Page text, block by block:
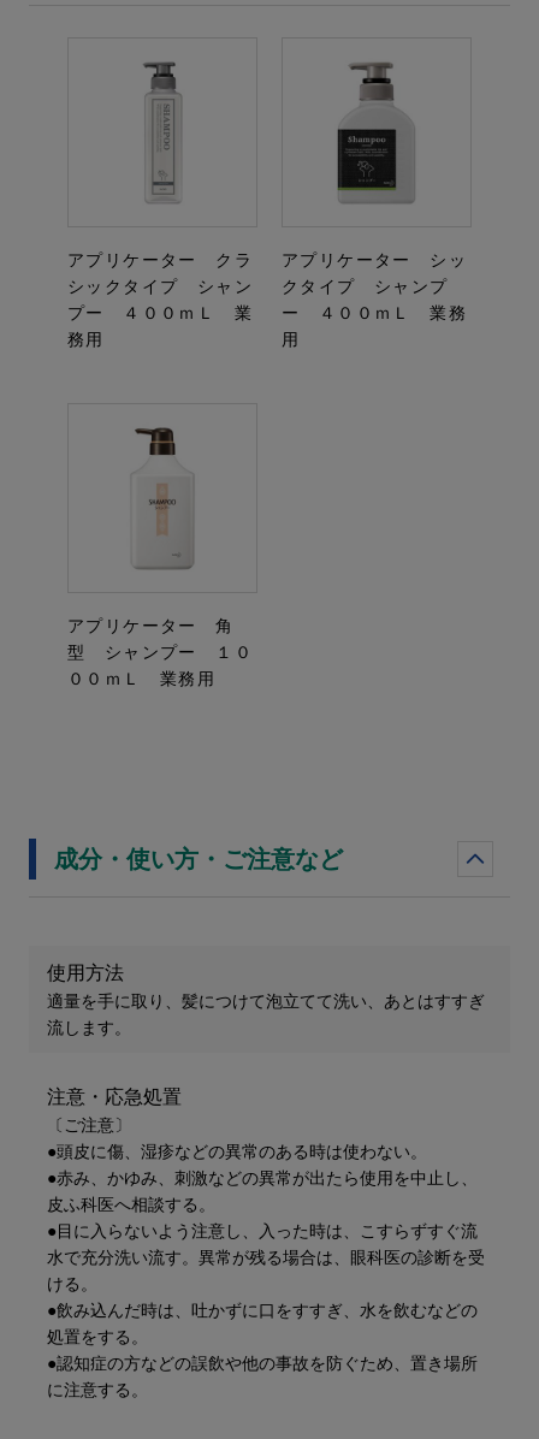
アプリケーター クラ
シックタイプ シャン
プー ４００ｍＬ 業
務用
アプリケーター シッ
クタイプ シャンプ
ー ４００ｍＬ 業務
用
アプリケーター 角
型 シャンプー １０
００ｍＬ 業務用
成分・使い方・ご注意など
使用方法
適量を手に取り、髪につけて泡立てて洗い、あとはすすぎ
流します。
注意・応急処置
〔ご注意〕
●頭皮に傷、湿疹などの異常のある時は使わない。
●赤み、かゆみ、刺激などの異常が出たら使用を中止し、
皮ふ科医へ相談する。
●目に入らないよう注意し、入った時は、こすらずすぐ流
水で充分洗い流す。異常が残る場合は、眼科医の診断を受
ける。
●飲み込んだ時は、吐かずに口をすすぎ、水を飲むなどの
処置をする。
●認知症の方などの誤飲や他の事故を防ぐため、置き場所
に注意する。